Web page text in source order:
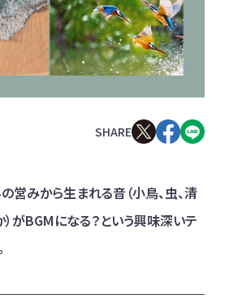
営みから生まれる音（小鳥、虫、清
）がBGMになる？という興味深いテ